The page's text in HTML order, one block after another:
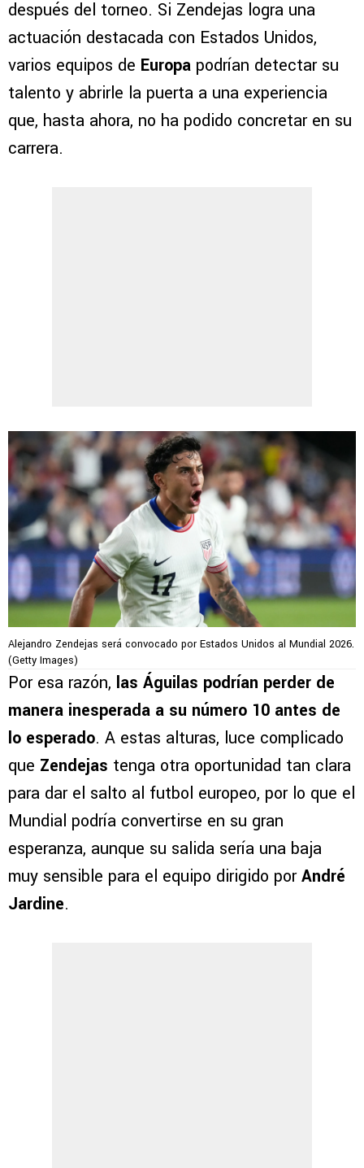
después del torneo. Si Zendejas logra una
actuación destacada con Estados Unidos,
varios equipos de Europa podrían detectar su
talento y abrirle la puerta a una experiencia
que, hasta ahora, no ha podido concretar en su
carrera.
Alejandro Zendejas será convocado por Estados Unidos al Mundial 2026.
(Getty Images)
Por esa razón, las Águilas podrían perder de
manera inesperada a su número 10 antes de
lo esperado. A estas alturas, luce complicado
que Zendejas tenga otra oportunidad tan clara
para dar el salto al futbol europeo, por lo que el
Mundial podría convertirse en su gran
esperanza, aunque su salida sería una baja
muy sensible para el equipo dirigido porAndré
Jardine.